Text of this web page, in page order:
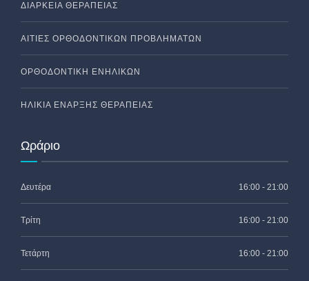
ΔΙΆΡΚΕΙΑ ΘΕΡΑΠΕΊΑΣ
ΑΙΤΊΕΣ ΟΡΘΟΔΟΝΤΙΚΏΝ ΠΡΟΒΛΗΜΆΤΩΝ
ΟΡΘΟΔΟΝΤΙΚΉ ΕΝΗΛΊΚΩΝ
ΗΛΙΚΊΑ ΈΝΑΡΞΗΣ ΘΕΡΑΠΕΊΑΣ
Ωράριο
Δευτέρα 16:00 - 21:00
Τρίτη 16:00 - 21:00
Τετάρτη 16:00 - 21:00